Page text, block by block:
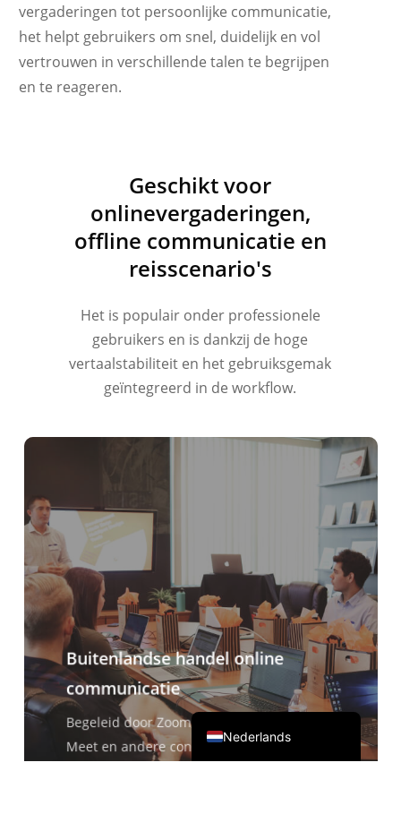
vergaderingen tot persoonlijke communicatie,
het helpt gebruikers om snel, duidelijk en vol
vertrouwen in verschillende talen te begrijpen
en te reageren.
Geschikt voor
onlinevergaderingen,
offline communicatie en
reisscenario's
Het is populair onder professionele
gebruikers en is dankzij de hoge
vertaalstabiliteit en het gebruiksgemak
geïntegreerd in de workflow.
Buitenlandse handel online
communicatie
Begeleid door Zoom, Teams, Google
Meet en andere conferentiesoftware
Nederlands
English
简体中文
日本語
한국어
Русский
Français
Čeština
繁體中文
Português do Brasil
العربية
Bahasa Indonesia
Tiếng Việt
Türkçe